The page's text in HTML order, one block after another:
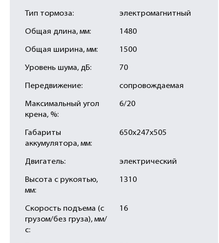
Тип тормоза: электромагнитный
Общая длина, мм: 1480
Общая ширина, мм: 1500
Уровень шума, дБ: 70
Передвижение: сопровождаемая
Максимальный угол
крена, %:
6/20
Габариты
аккумулятора, мм:
650х247х505
Двигатель: электрический
Высота с рукоятью,
мм:
1310
Скорость подъема (с
грузом/без груза), мм/
с:
16